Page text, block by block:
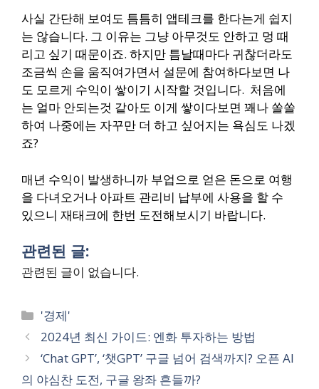
사실 간단해 보여도 틈틈히 앱테크를 한다는게 쉽지
는 않습니다. 그 이유는 그냥 아무것도 안하고 멍 때
리고 싶기 때문이죠. 하지만 틈날때마다 귀찮더라도
조금씩 손을 움직여가면서 설문에 참여하다보면 나
도 모르게 수익이 쌓이기 시작할 것입니다. 처음에
는 얼마 안되는것 같아도 이게 쌓이다보면 꽤나 쏠쏠
하여 나중에는 자꾸만 더 하고 싶어지는 욕심도 나겠
죠?
매년 수익이 발생하니까 부업으로 얻은 돈으로 여행
을 다녀오거나 아파트 관리비 납부에 사용을 할 수
있으니 재태크에 한번 도전해보시기 바랍니다.
관련된 글:
관련된 글이 없습니다.
Categories
'경제'
2024년 최신 가이드: 엔화 투자하는 방법
‘Chat GPT’, ‘챗GPT’ 구글 넘어 검색까지? 오픈 AI
의 야심찬 도전, 구글 왕좌 흔들까?